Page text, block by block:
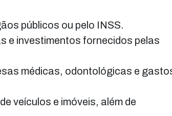
públicos ou pelo INSS.
e investimentos fornecidos pelas
médicas, odontológicas e
veículos e imóveis, além de